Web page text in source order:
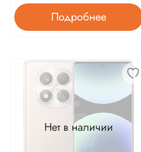
Подробнее
Нет в наличии